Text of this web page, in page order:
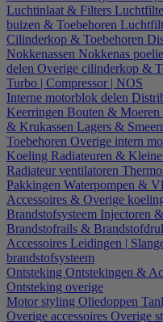
Luchtinlaat & Filters
buizen & Toebehoren
Cilinderkop & Toebehoren
Nokkenassen Nokkenas
delen Overige cilinderkop &
Turbo | Compressor | NOS
Interne motorblok delen
Keerringen Bouten & Moeren
& Krukassen Lagers &
Toebehoren Overige intern
Koeling Radiateuren &
Radiateur ventilatoren
Pakkingen Waterpompen &
Accessoires & Overige
Brandstofsysteem Injectoren
Brandstofrails &
Accessoires Leidingen |
brandstofsysteem
Ontsteking Ontstekingen &
Ontsteking overige
Motor styling Oliedoppen
Overige accessoires Overige